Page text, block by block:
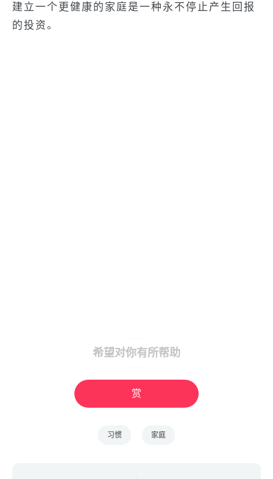
建立一个更健康的家庭是一种永不停止产生回报
的投资。
希望对你有所帮助
赏
习惯 家庭